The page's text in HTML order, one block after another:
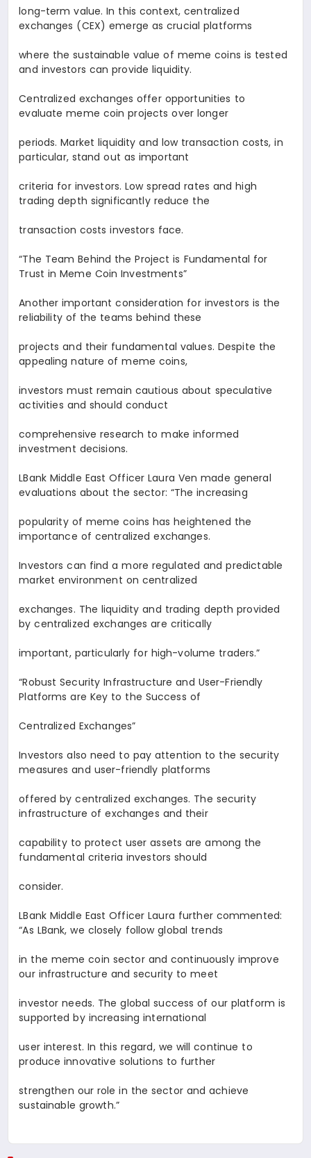
long-term value. In this context, centralized
exchanges (CEX) emerge as crucial platforms
where the sustainable value of meme coins is tested
and investors can provide liquidity.
Centralized exchanges offer opportunities to
evaluate meme coin projects over longer
periods. Market liquidity and low transaction costs, in
particular, stand out as important
criteria for investors. Low spread rates and high
trading depth significantly reduce the
transaction costs investors face.
“The Team Behind the Project is Fundamental for
Trust in Meme Coin Investments”
Another important consideration for investors is the
reliability of the teams behind these
projects and their fundamental values. Despite the
appealing nature of meme coins,
investors must remain cautious about speculative
activities and should conduct
comprehensive research to make informed
investment decisions.
LBank Middle East Officer Laura Venmade general
evaluations about the sector: “The increasing
popularity of meme coins has heightened the
importance of centralized exchanges.
Investors can find a more regulated and predictable
market environment on centralized
exchanges. The liquidity and trading depth provided
by centralized exchanges are critically
important, particularly for high-volume traders.”
“Robust Security Infrastructure and User-Friendly
Platforms are Key to the Success of
Centralized Exchanges”
Investors also need to pay attention to the security
measures and user-friendly platforms
offered by centralized exchanges. The security
infrastructure of exchanges and their
capability to protect user assets are among the
fundamental criteria investors should
consider.
LBank Middle East Officer Laura further commented:
“As LBank, we closely follow global trends
in the meme coin sector and continuously improve
our infrastructure and security to meet
investor needs. The global success of our platform is
supported by increasing international
user interest. In this regard, we will continue to
produce innovative solutions to further
strengthen our role in the sector and achieve
sustainable growth.”